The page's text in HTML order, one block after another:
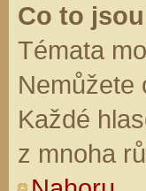
Co to
Témata
Nemůžete
Každé
z mnoha